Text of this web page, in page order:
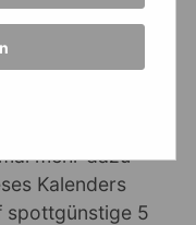
gewesen
mehr dazu
Kalenders
spottgünstige 5